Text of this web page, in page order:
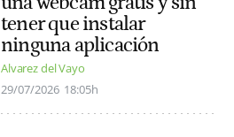
tener que instalar
ninguna aplicación
Alvarez del Vayo
29/07/2026 18:05h